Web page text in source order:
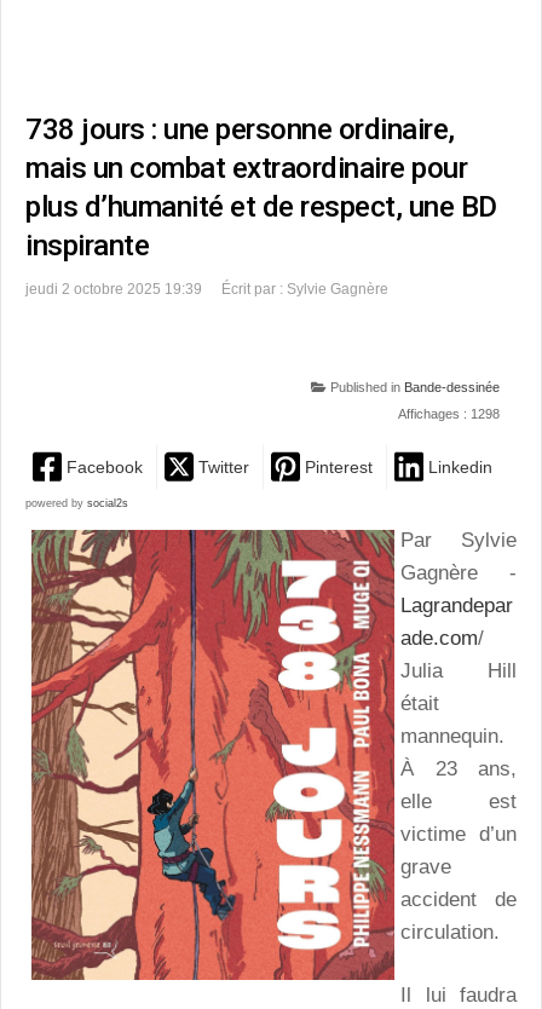
738 jours : une personne ordinaire,
mais un combat extraordinaire pour
plus d’humanité et de respect, une BD
inspirante
jeudi 2 octobre 2025 19:39 Écrit par : Sylvie Gagnère
Published in Bande-dessinée
Affichages : 1298
Facebook Twitter Pinterest Linkedin
powered by social2s
Par Sylvie
Gagnère -
Lagrandepar
ade.com/
Julia Hill
était
mannequin.
À 23 ans,
elle est
victime d’un
grave
accident de
circulation.
Il lui faudra